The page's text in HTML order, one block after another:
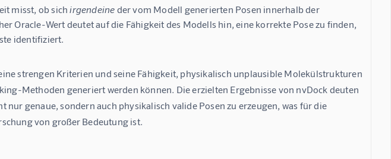
misst, ob sichirgendeine der vom Modell generierten Posen innerhalb der
Oracle-Wert deutet auf die Fähigkeit des Modells hin, eine korrekte Pose zu finden,
identifiziert.
strengen Kriterien und seine Fähigkeit, physikalisch unplausible Molekülstrukturen
Methoden generiert werden können. Die erzielten Ergebnisse von nvDock deuten
nur genaue, sondern auch physikalisch valide Posen zu erzeugen, was für die
von großer Bedeutung ist.